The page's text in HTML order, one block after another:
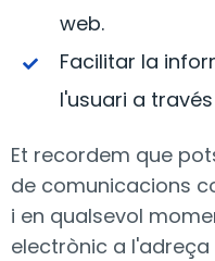
web.
Facilitar la
l'usuari a
Et recordem que
de comunicacions
i en qualsevol
electrònic a